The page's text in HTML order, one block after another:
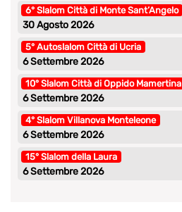
6° Slalom Città di Monte Sant’Angelo
30 Agosto 2026
5° Autoslalom Città di Ucria
6 Settembre 2026
10° Slalom Città di Oppido Mamertina
6 Settembre 2026
4° Slalom Villanova Monteleone
6 Settembre 2026
15° Slalom della Laura
6 Settembre 2026